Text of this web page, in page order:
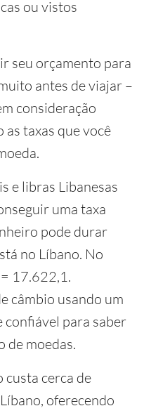
ou vistos
seu orçamento para
antes de viajar –
consideração
as taxas que você
e libras Libanesas
uma taxa
pode durar
no Líbano. No
17.622,1.
câmbio usando um
confiável para saber
de moedas.
custa cerca de
oferecendo